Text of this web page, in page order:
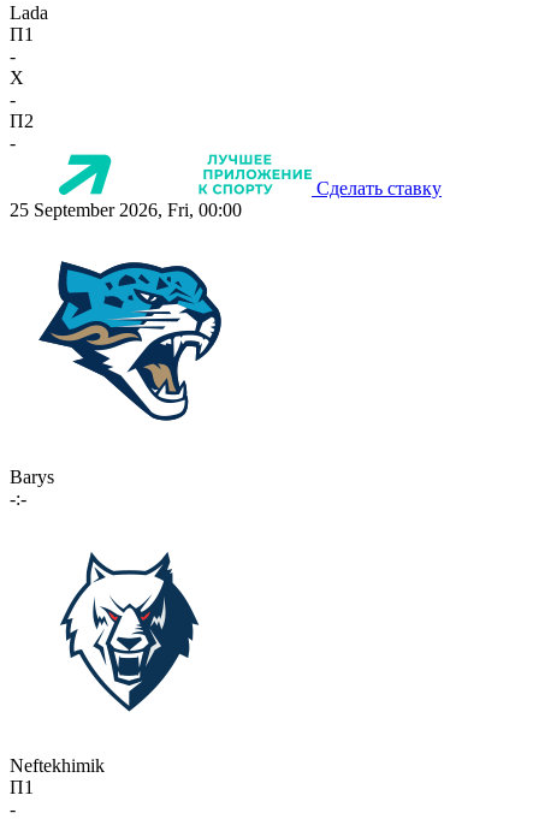
Lada
П1
-
X
-
П2
-
Сделать ставку
25 September 2026, Fri, 00:00
Barys
-:-
Neftekhimik
П1
-